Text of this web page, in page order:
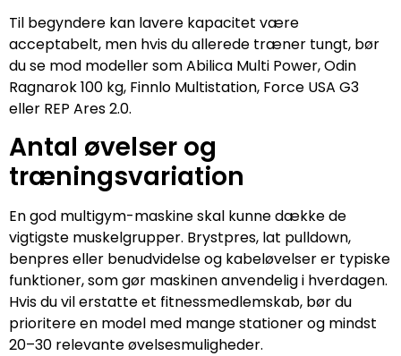
Til begyndere kan lavere kapacitet være
acceptabelt, men hvis du allerede træner tungt, bør
du se mod modeller som Abilica Multi Power, Odin
Ragnarok 100 kg, Finnlo Multistation, Force USA G3
eller REP Ares 2.0.
Antal øvelser og
træningsvariation
En god multigym-maskine skal kunne dække de
vigtigste muskelgrupper. Brystpres, lat pulldown,
benpres eller benudvidelse og kabeløvelser er typiske
funktioner, som gør maskinen anvendelig i hverdagen.
Hvis du vil erstatte et fitnessmedlemskab, bør du
prioritere en model med mange stationer og mindst
20–30 relevante øvelsesmuligheder.